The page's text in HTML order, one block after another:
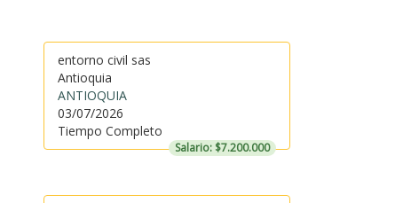
entorno civil sas
Antioquia
ANTIOQUIA
03/07/2026
Tiempo Completo
Salario: $7.200.000